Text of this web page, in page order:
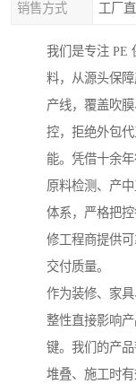
销售方式 工厂
我们是专注 PE
料，从源头保
产线，覆盖吹
控，拒绝外包
能。凭借十余
原料检测、产
体系，严格把
修工程商提供
交付质量。
作为装修、家
整性直接影响
键。我们的产
堆叠、施工时